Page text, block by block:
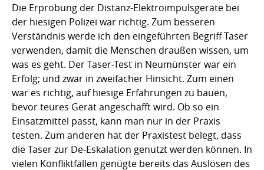
Die Erprobung der Distanz-Elektroimpulsgeräte bei
der hiesigen Polizei war richtig. Zum besseren
Verständnis werde ich den eingeführten Begriff Taser
verwenden, damit die Menschen draußen wissen, um
was es geht. Der Taser-Test in Neumünster war ein
Erfolg; und zwar in zweifacher Hinsicht. Zum einen
war es richtig, auf hiesige Erfahrungen zu bauen,
bevor teures Gerät angeschafft wird. Ob so ein
Einsatzmittel passt, kann man nur in der Praxis
testen. Zum anderen hat der Praxistest belegt, dass
die Taser zur De-Eskalation genutzt werden können. In
vielen Konfliktfällen genügte bereits das Auslösen des